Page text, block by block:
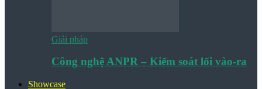
Giải pháp
Công nghệ ANPR – Kiểm soát lối vào-ra
Showcase